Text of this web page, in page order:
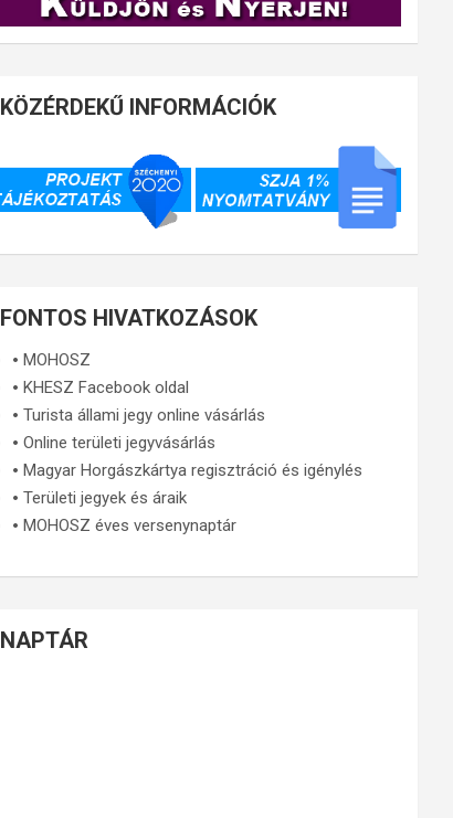
KÖZÉRDEKŰ INFORMÁCIÓK
FONTOS HIVATKOZÁSOK
🞄MOHOSZ
🞄KHESZ Facebook oldal
🞄Turista állami jegy online vásárlás
🞄Online területi jegyvásárlás
🞄Magyar Horgászkártya regisztráció és igénylés
🞄Területi jegyek és áraik
🞄MOHOSZ éves versenynaptár
NAPTÁR